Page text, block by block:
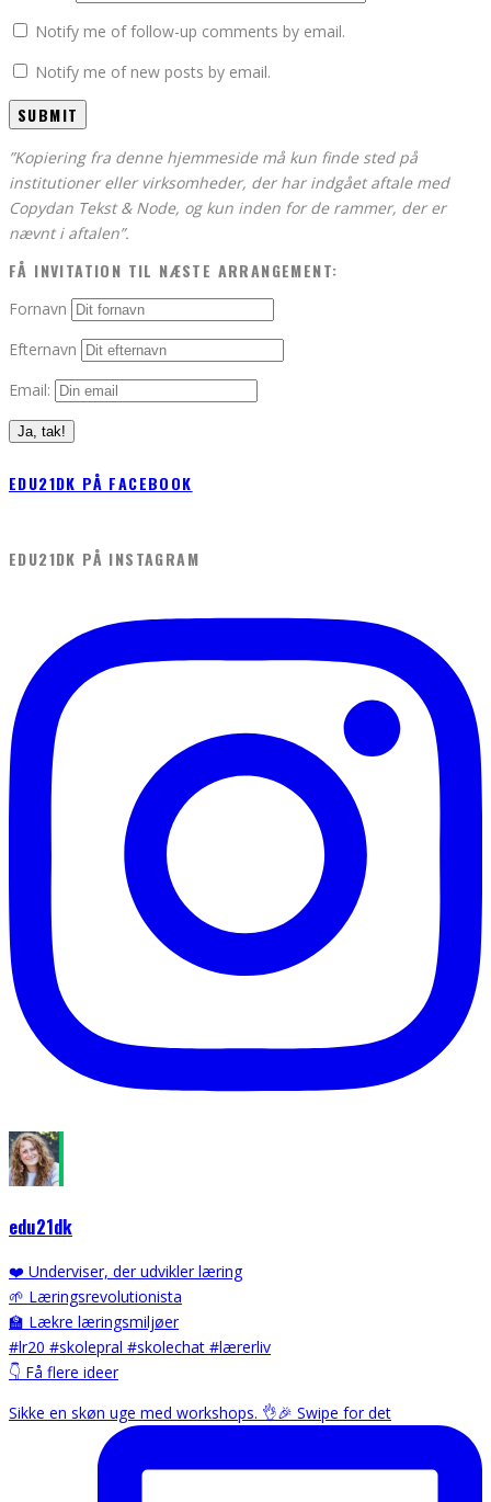
Notify me of follow-up comments by email.
Notify me of new posts by email.
”Kopiering fra denne hjemmeside må kun finde sted på
institutioner eller virksomheder, der har indgået aftale med
Copydan Tekst & Node, og kun inden for de rammer, der er
nævnt i aftalen”.
FÅ INVITATION TIL NÆSTE ARRANGEMENT:
Fornavn
Efternavn
Email:
EDU21DK PÅ FACEBOOK
EDU21DK PÅ INSTAGRAM
edu21dk
❤️ Underviser, der udvikler læring
🌱 Læringsrevolutionista
🏫 Lækre læringsmiljøer
#lr20 #skolepral #skolechat #lærerliv
👇 Få flere ideer
Sikke en skøn uge med workshops. 👌🎉 Swipe for det